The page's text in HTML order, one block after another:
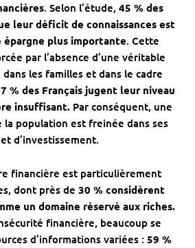
. Selon l’étude, 45 % des
leur déficit de connaissances est
plus importante. Cette
par l’absence d’une véritable
les familles et dans le cadre
% des Français jugent leur niveau
insuffisant. Par conséquent, une
population est freinée dans ses
d’investissement.
financière est particulièrement
dont près de 30 % considèrent
un domaine réservé aux riches.
financière, beaucoup se
d’informations variées : 59 %